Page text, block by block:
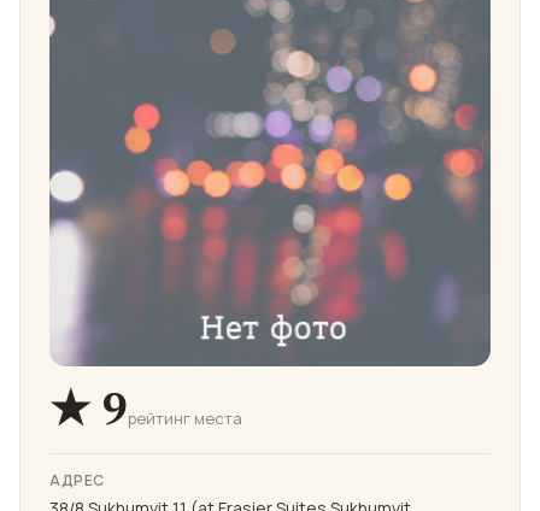
★ 9рейтинг места
АДРЕС